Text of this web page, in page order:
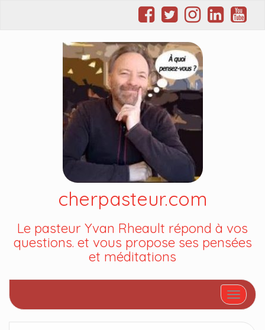
cherpasteur.com
Le pasteur Yvan Rheault répond à vos
questions. et vous propose ses pensées
et méditations
Afficher/